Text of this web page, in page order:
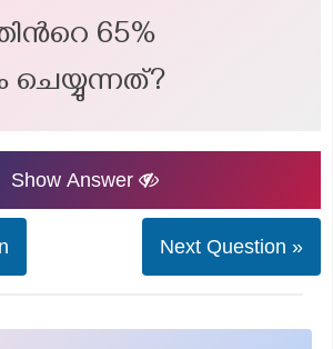
65%
Show Answer
Next Question »